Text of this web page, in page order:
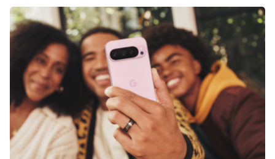
Team
Zusammenarbeit
Kontakt
Impressum